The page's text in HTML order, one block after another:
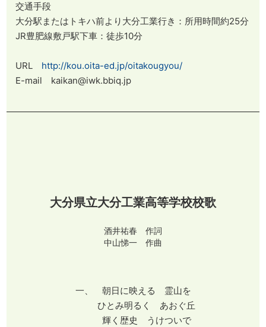
交通手段
大分駅またはトキハ前より大分工業行き：所用時間約25分
JR豊肥線敷戸駅下車：徒歩10分
URL http://kou.oita-ed.jp/oitakougyou/
E-mail kaikan@iwk.bbiq.jp
大分県立大分工業高等学校校歌
酒井祐春 作詞
中山悌一 作曲
一、 朝日に映える 霊山を
ひとみ明るく あおぐ丘
輝く歴史 うけついで